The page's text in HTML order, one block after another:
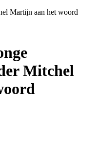
Martijn aan het woord
Mitchel